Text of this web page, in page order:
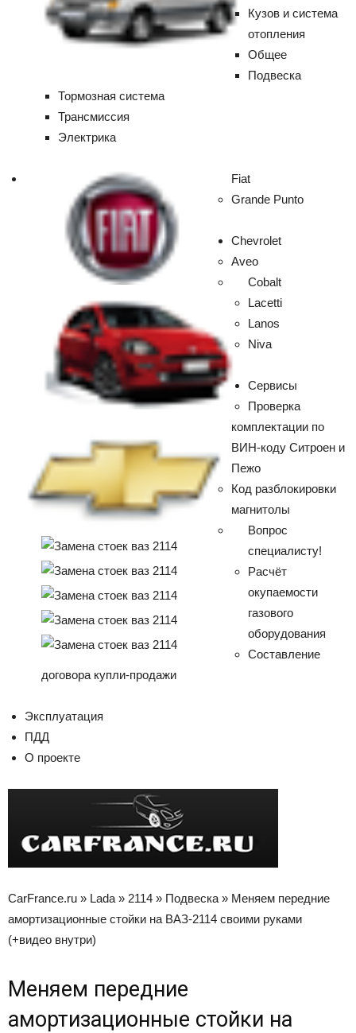
Кузов и система
отопления
Общее
Подвеска
Тормозная система
Трансмиссия
Электрика
Fiat
Grande Punto
Chevrolet
Aveo
Cobalt
Lacetti
Lanos
Niva
Сервисы
Проверка
комплектации по
ВИН-коду Ситроен и
Пежо
Код разблокировки
магнитолы
Вопрос
специалисту!
Расчёт
окупаемости
газового
оборудования
Составление
договора купли-продажи
Эксплуатация
ПДД
О проекте
CarFrance.ru » Lada » 2114 » Подвеска » Меняем передние
амортизационные стойки на ВАЗ-2114 своими руками
(+видео внутри)
Меняем передние
амортизационные стойки на